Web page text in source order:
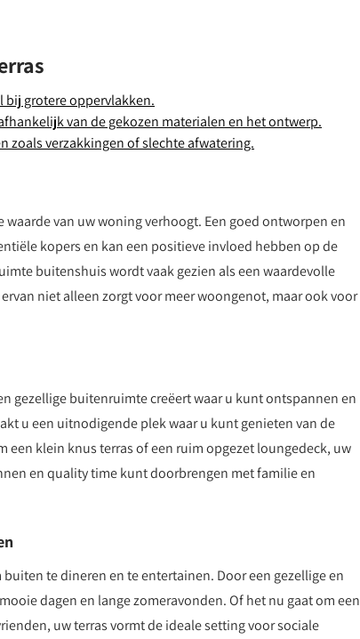
bij grotere oppervlakken.
van de gekozen materialen en het ontwerp.
verzakkingen of slechte afwatering.
waarde van uw woning verhoogt. Een goed ontworpen en
kopers en kan een positieve invloed hebben op de
buitenshuis wordt vaak gezien als een waardevolle
niet alleen zorgt voor meer woongenot, maar ook voor
gezellige buitenruimte creëert waar u kunt ontspannen en
u een uitnodigende plek waar u kunt genieten van de
een ​​klein knus terras of een ruim opgezet loungedeck, uw
en quality time kunt doorbrengen met familie en
te dineren en te entertainen. Door een gezellige en
dagen en lange zomeravonden. Of het nu gaat om een
uw terras vormt de ideale setting voor sociale